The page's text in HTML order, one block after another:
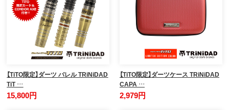
【TiTO限定】ダーツ バレル TRiNiDAD
TiT …
15,800円
【TiTO限定】ダーツケース TRiNiDAD
CAPA …
2,979円